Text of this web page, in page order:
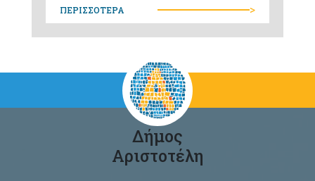
ΠΕΡΙΣΣΟΤΕΡΑ >
Δήμος
Αριστοτέλη